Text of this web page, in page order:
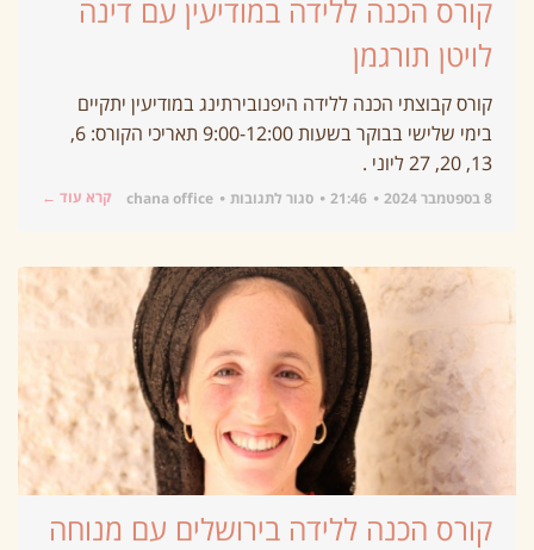
קורס הכנה ללידה במודיעין עם דינה
לויטן תורגמן
קורס קבוצתי הכנה ללידה היפנובירתינג במודיעין יתקיים
בימי שלישי בבוקר בשעות 9:00-12:00 תאריכי הקורס: 6,
13, 20, 27 ליוני .
8 בספטמבר 2024 21:46 סגור לתגובות chana office קרא עוד ←
קורס הכנה ללידה בירושלים עם מנוחה